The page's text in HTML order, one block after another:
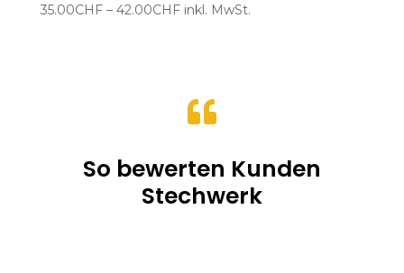
35.00CHF – 42.00CHFPreisspanne:
inkl. MwSt.

So bewerten Kunden
Stechwerk